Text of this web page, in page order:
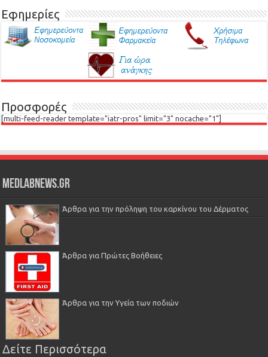
Εφημερίες
Προσφορές
[multi-feed-reader template="iatr-pros" limit="3" nocache="1"]
Medlabnews.gr
Άρθρα για την πρόληψη του καρκίνου του Δέρματος
Άρθρα για Πρώτες Βοήθειες
Άρθρα για την Υγεία των ποδιών
Δείτε Περισσότερα